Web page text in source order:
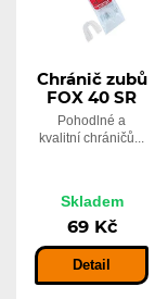
Chránič zubů
FOX 40 SR
Pohodlné a
kvalitní chráničů...
Skladem
69 Kč
Detail